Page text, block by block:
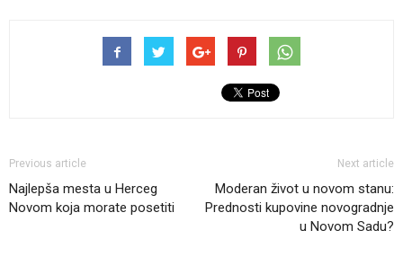
Previous article
Najlepša mesta u Herceg
Novom koja morate posetiti
Next article
Moderan život u novom stanu:
Prednosti kupovine novogradnje
u Novom Sadu?